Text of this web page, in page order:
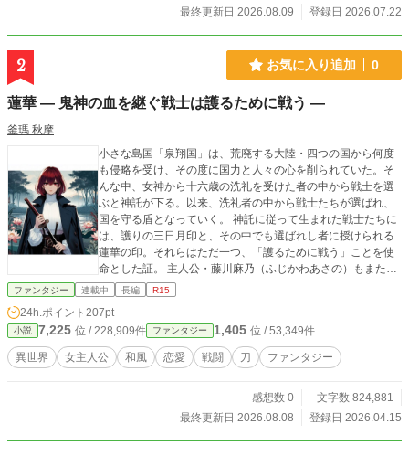
最終更新日 2026.08.09
登録日 2026.07.22
2 お気に入り追加 0
蓮華 ― 鬼神の血を継ぐ戦士は護るために戦う ―
釜瑪 秋摩
小さな島国「泉翔国」は、荒廃する大陸・四つの国から何度
も侵略を受け、その度に国力と人々の心を削られていた。そ
んな中、女神から十六歳の洗礼を受けた者の中から戦士を選
ぶと神託が下る。以来、洗礼者の中から戦士たちが選ばれ、
国を守る盾となっていく。 神託に従って生まれた戦士たちに
は、護りの三日月印と、その中でも選ばれし者に授けられる
蓮華の印。それらはただ一つ、「護るために戦う」ことを使
命とした証。 主人公・藤川麻乃（ふじかわあさの）もまた、
蓮華の印を持つ者として育ち、仲間とともに防衛の最前線へ
であり、その血筋は「鬼神」と呼ばれていた。麻乃本人はそ
んな重責を嫌い、ただ平穏な日常を望むも、次第に力の覚醒
や周囲からの過剰な期待に巻き込まれていく。 戦線はやが
て、ジャセンベル・ロマジェリカ・庸儀・ヘイトと大陸勢力
よる陰謀によって、大量動員と戦死を覚悟した出撃が強いら
れる中、麻乃は紅き華と呼ばれ、各勢力から思惑と期待を寄
ファンタジー 連載中 長編 R15
24h.ポイント 207pt
小説 7,225 位 / 228,909件 ファンタジー 1,405 位 / 53,349件
異世界 女主人公 和風 恋愛 戦闘 刀 ファンタジー
感想数 0
文字数 824,881
最終更新日 2026.08.08
登録日 2026.04.15